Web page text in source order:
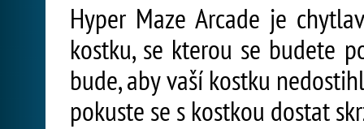
Hyper Maze Arcade je
kostku, se kterou se budete
bude, aby vaší kostku
pokuste se s kostkou dostat